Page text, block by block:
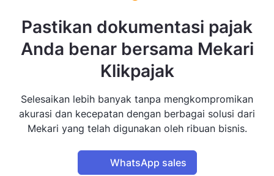
Pastikan dokumentasi pajak
Anda benar bersama Mekari
Klikpajak
Selesaikan lebih banyak tanpa mengkompromikan
akurasi dan kecepatan dengan berbagai solusi dari
Mekari yang telah digunakan oleh ribuan bisnis.
WhatsApp sales